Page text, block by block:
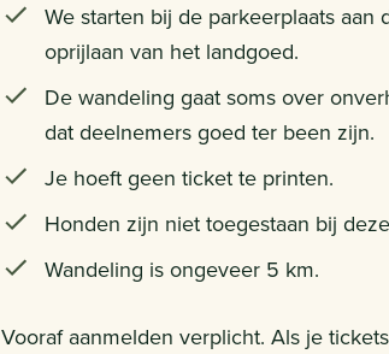
We starten bij de parkeerplaats
oprijlaan van het landgoed.
De wandeling gaat soms over
dat deelnemers goed ter been zijn.
Je hoeft geen ticket te printen.
Honden zijn niet toegestaan bij
Wandeling is ongeveer 5 km.
Vooraf aanmelden verplicht. Als je